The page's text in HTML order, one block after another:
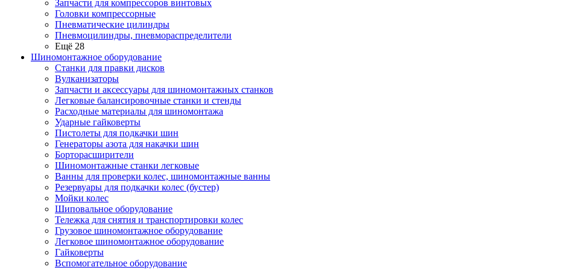
Запчасти для компрессоров винтовых
Головки компрессорные
Пневматические цилиндры
Пневмоцилиндры, пневмораспределители
Ещё 28
Шиномонтажное оборудование
Станки для правки дисков
Вулканизаторы
Запчасти и аксессуары для шиномонтажных станков
Легковые балансировочные станки и стенды
Расходные материалы для шиномонтажа
Ударные гайковерты
Пистолеты для подкачки шин
Генераторы азота для накачки шин
Борторасширители
Шиномонтажные станки легковые
Ванны для проверки колес, шиномонтажные ванны
Резервуары для подкачки колес (бустер)
Мойки колес
Шиповальное оборудование
Тележка для снятия и транспортировки колес
Грузовое шиномонтажное оборудование
Легковое шиномонтажное оборудование
Гайковерты
Вспомогательное оборудование